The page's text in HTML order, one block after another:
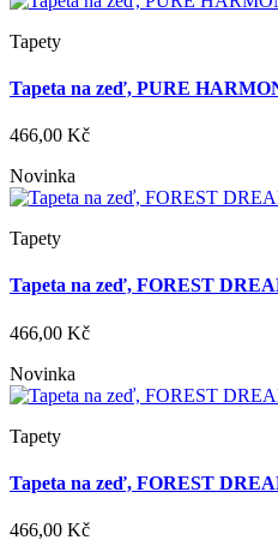
Tapety
Tapeta na zeď, PURE
466,00 Kč
Novinka
Tapety
Tapeta na zeď, FOREST
466,00 Kč
Novinka
Tapety
Tapeta na zeď, FOREST
466,00 Kč